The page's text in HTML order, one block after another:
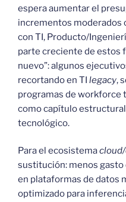
espera aumentar el
incrementos moderados
con TI, Producto/
parte creciente de estos
nuevo”: algunos
recortando en TI legacy,
programas de workforce
como capítulo estructural
tecnológico.
Para el ecosistema
sustitución: menos gasto
en plataformas de datos
optimizado para